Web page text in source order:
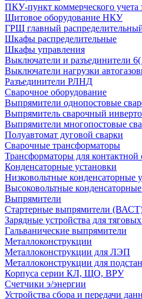
ПКУ-пункт коммерческого учета
Щитовое оборудование НКУ
ГРЩ главный
Шкафы распределительные
Шкафы управления
Выключатели и разъединители
Выключатели нагрузки
Разъединители РЛНД
Сварочное оборудование
Выпрямители однопостовые
Выпрямитель сварочный
Выпрямители многопостовые
Полуавтомат дуговой сварки
Сварочные трансформаторы
Трансформаторы для контактной
Конденсаторные установки
Низковольтные конденсаторные
Высоковольтные
Выпрямители
Стартерные выпрямители
Зарядные устройства для
Гальванические выпрямители
Металлоконструкции
Металлоконструкции для ЛЭП
Металлоконструкции для
Корпуса серии КЛ, ЩО, ВРУ
Счетчики э/энергии
Устройства сбора и передачи